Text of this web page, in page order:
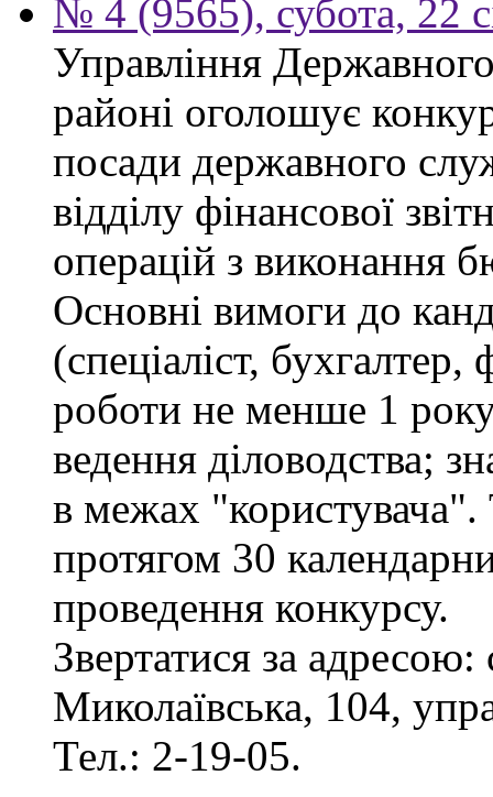
№ 4 (9565), субота, 22
Управління
районі оголошує
посади державного
відділу фінансової
операцій з виконання
Основні вимоги до
(спеціаліст,
роботи не менше 1
ведення діловодства;
в межах "користувача".
протягом 30
проведення конкурсу.
Звертатися за
Миколаївська, 104,
Тел.: 2-19-05.